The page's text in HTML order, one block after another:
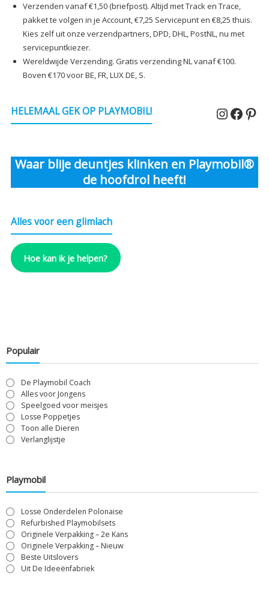
Verzenden vanaf €1,50 (briefpost). Altijd met Track en Trace,
pakket te volgen in je Account, €7,25 Servicepunt en €8,25 thuis.
Kies zelf uit onze verzendpartners, DPD, DHL, PostNL, nu met
servicepuntkiezer.
Wereldwijde Verzending. Gratis verzending NL vanaf €100.
Boven €170 voor BE, FR, LUX DE, S.
HELEMAAL GEK OP PLAYMOBIL!
Waar blije deuntjes klinken en Playmobil®
de hoofdrol heeft!
Alles voor een glimlach
Hoe kan ik je helpen?
Populair
De Playmobil Coach
Alles voor Jongens
Speelgoed voor meisjes
Losse Poppetjes
Toon alle Dieren
Verlanglijstje
Playmobil
Losse Onderdelen Polonaise
Refurbished Playmobilsets
Originele Verpakking – 2e Kans
Originele Verpakking – Nieuw
Beste Uitslovers
Uit De Ideeënfabriek